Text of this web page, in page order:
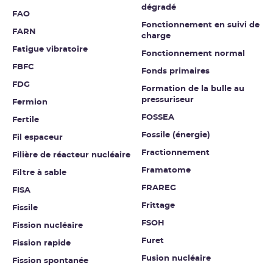
FAO
FARN
Fatigue vibratoire
FBFC
FDG
Fermion
Fertile
Fil espaceur
Filière de réacteur nucléaire
Filtre à sable
FISA
Fissile
Fission nucléaire
Fission rapide
Fission spontanée
dégradé
Fonctionnement en suivi de
charge
Fonctionnement normal
Fonds primaires
Formation de la bulle au
pressuriseur
FOSSEA
Fossile (énergie)
Fractionnement
Framatome
FRAREG
Frittage
FSOH
Furet
Fusion nucléaire